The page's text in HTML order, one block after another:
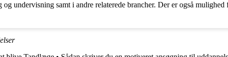
undervisning samt i andre relaterede brancher. Der er også mulighed